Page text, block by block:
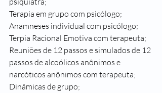
Terapia em grupo com psicólogo;
Anamneses individual com psicólogo;
Terpia Racional Emotiva com terapeuta;
Reuniões de 12 passos e simulados de 12
passos de alcoólicos anônimos e
narcóticos anônimos com terapeuta;
Dinâmicas de grupo;